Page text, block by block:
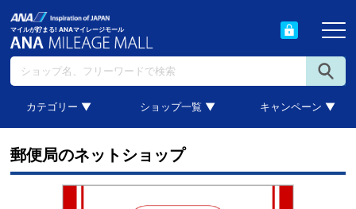
マイルが貯まる! ANAマイレージモール
カテゴリー ▼ ショップ一覧 ▼ キャンペーン ▼
郵便局のネットショップ